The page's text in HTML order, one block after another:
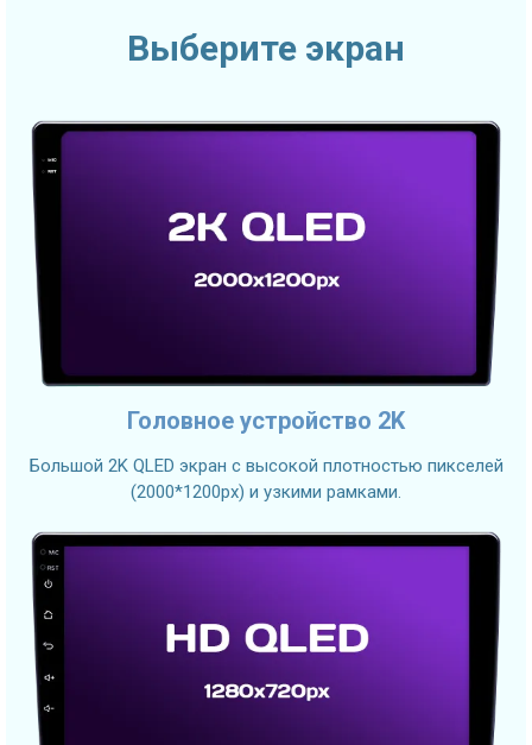
Выберите экран
Головное устройство 2K
Большой 2K QLED экран с высокой плотностью пикселей
(2000*1200px) и узкими рамками.